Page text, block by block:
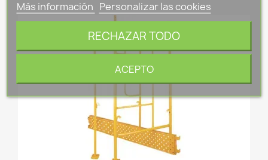
Más información Personalizar las cookies
RECHAZAR TODO
ACEPTO